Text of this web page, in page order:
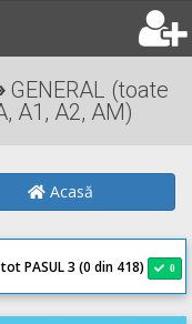
GENERAL (toate
A1, A2, AM)
Acasă
PASUL 3 (0 din 418) 0